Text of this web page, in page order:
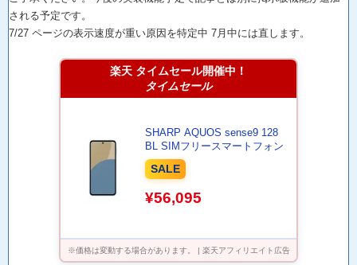
される予定です。
7/27 ページの表示速度が重い原因を特定中 7月中には直します。
楽天 タイムセール開催中！
タイムセール
SHARP AQUOS sense9 128
BL SIMフリースマートフォン
SALE
¥56,095
※価格は変動する場合があります。 | 楽天アフィリエイト広告